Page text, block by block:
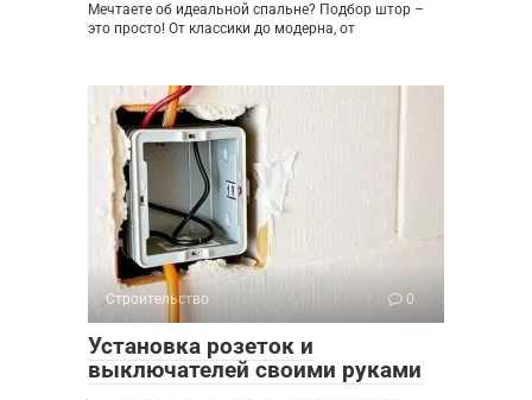
Мечтаете об идеальной спальне? Подбор штор –
это просто! От классики до модерна, от
Строительство 0
Установка розеток и
выключателей своими руками